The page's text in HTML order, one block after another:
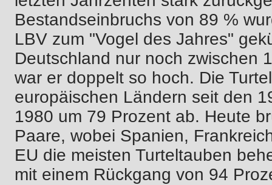
Bestandseinbruchs von 89 %
LBV zum "Vogel des Jahres"
Deutschland nur noch zwischen
war er doppelt so hoch. Die
europäischen Ländern seit den
1980 um 79 Prozent ab. Heute
Paare, wobei Spanien,
EU die meisten Turteltauben
mit einem Rückgang von 94